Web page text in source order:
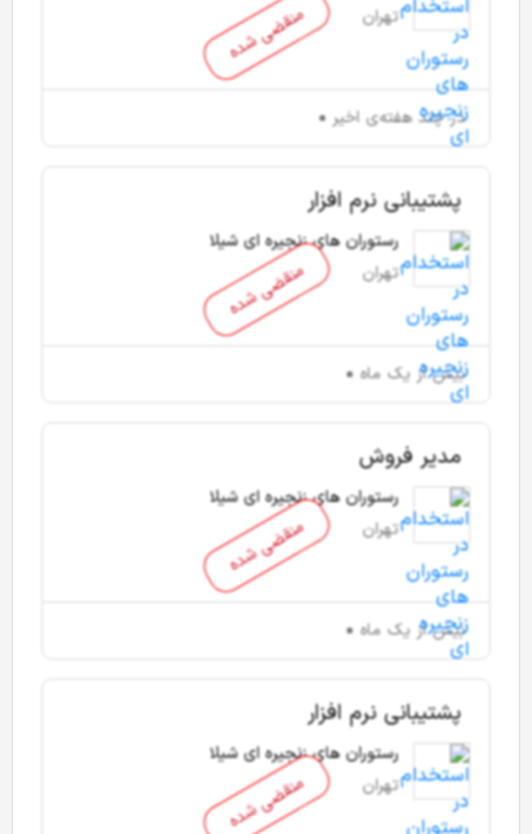
منقضی شده
تهران
در چند هفته‌ی اخیر
منقضی شده
پشتیبانی نرم افزار
رستوران های زنجیره ای شیلا
تهران
بیش از یک ماه
منقضی شده
مدیر فروش
رستوران های زنجیره ای شیلا
تهران
بیش از یک ماه
منقضی شده
پشتیبانی نرم افزار
رستوران های زنجیره ای شیلا
تهران